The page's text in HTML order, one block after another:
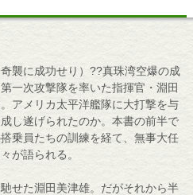
襲に成功せり）??真珠湾空爆の成
一次攻撃隊を率いた指揮官・淵田
アメリカ太平洋艦隊に大打撃を与
し遂げられたのか。本書の前半で
乗員たちの訓練を経て、無事大任
が語られる。
せた淵田美津雄。だがそれから半